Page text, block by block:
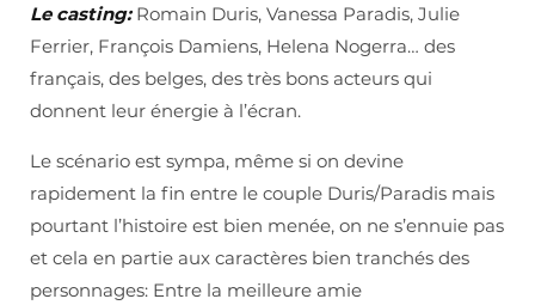
Le casting:Romain Duris, Vanessa Paradis, Julie
Ferrier, François Damiens, Helena Nogerra… des
français, des belges, des très bons acteurs qui
donnent leur énergie à l’écran.
Le scénario est sympa, même si on devine
rapidement la fin entre le couple Duris/Paradis mais
pourtant l’histoire est bien menée, on ne s’ennuie pas
et cela en partie aux caractères bien tranchés des
personnages: Entre la meilleure amie